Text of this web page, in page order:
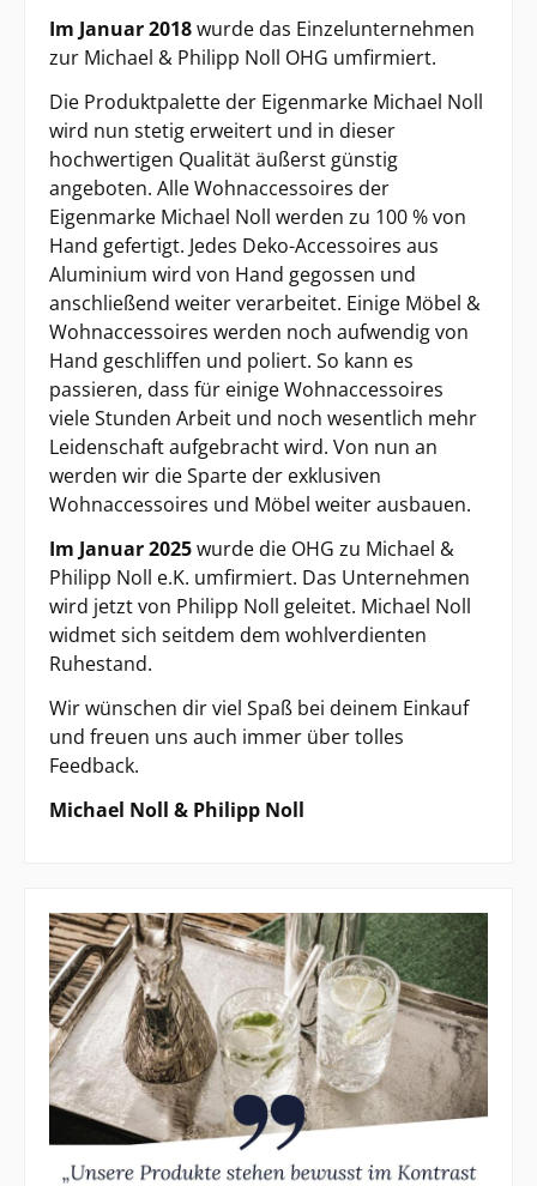
Im Januar 2018wurde das Einzelunternehmen
zur Michael & Philipp Noll OHG umfirmiert.
Die Produktpalette der Eigenmarke Michael Noll
wird nun stetig erweitert und in dieser
hochwertigen Qualität äußerst günstig
angeboten. Alle Wohnaccessoires der
Eigenmarke Michael Noll werden zu 100 % von
Hand gefertigt. Jedes Deko-Accessoires aus
Aluminium wird von Hand gegossen und
anschließend weiter verarbeitet. Einige Möbel &
Wohnaccessoires werden noch aufwendig von
Hand geschliffen und poliert. So kann es
passieren, dass für einige Wohnaccessoires
viele Stunden Arbeit und noch wesentlich mehr
Leidenschaft aufgebracht wird. Von nun an
werden wir die Sparte der exklusiven
Wohnaccessoires und Möbel weiter ausbauen.
Im Januar 2025wurde die OHG zu Michael &
Philipp Noll e.K. umfirmiert. Das Unternehmen
wird jetzt von Philipp Noll geleitet. Michael Noll
widmet sich seitdem dem wohlverdienten
Ruhestand.
Wir wünschen dir viel Spaß bei deinem Einkauf
und freuen uns auch immer über tolles
Feedback.
Michael Noll & Philipp Noll